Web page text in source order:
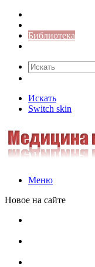
Библиотека
Искать
Switch skin
Меню
Новое на сайте